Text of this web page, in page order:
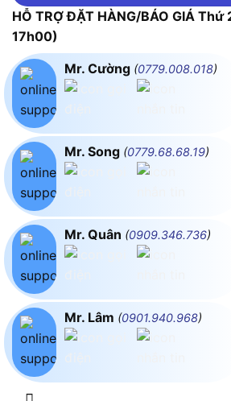
HỖ TRỢ ĐẶT HÀNG/BÁO GIÁ
17h00)
Mr. Cường (0779.008.018)
Mr. Song (0779.68.68.19)
Mr. Quân (0909.346.736)
Mr. Lâm (0901.940.968)